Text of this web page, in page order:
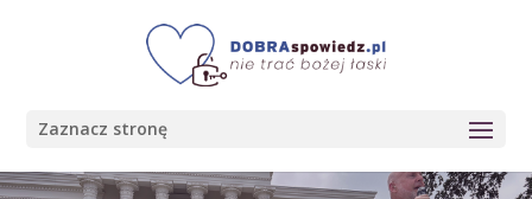
Zaznacz stronę